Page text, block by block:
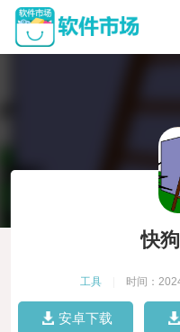
快
工具 时间：
安卓下载